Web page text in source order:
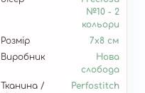
№10 - 2
кольори
Розмір
7х8 см
Виробник
Нова
слобода
Тканина /
Perfostitch